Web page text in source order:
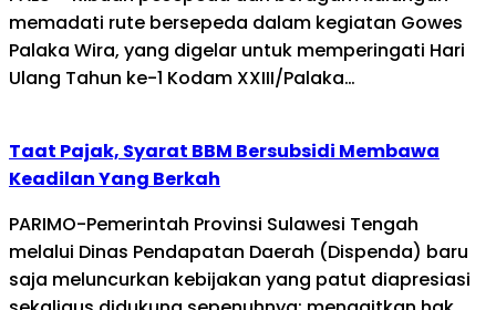
memadati rute bersepeda dalam kegiatan Gowes
Palaka Wira, yang digelar untuk memperingati Hari
Ulang Tahun ke-1 Kodam XXIII/Palaka…
Taat Pajak, Syarat BBM Bersubsidi Membawa
Keadilan Yang Berkah
PARIMO-Pemerintah Provinsi Sulawesi Tengah
melalui Dinas Pendapatan Daerah (Dispenda) baru
saja meluncurkan kebijakan yang patut diapresiasi